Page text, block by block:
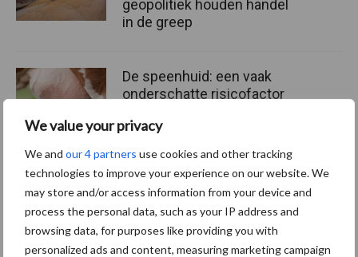
We value your privacy
We and our 4 partners use cookies and other tracking
technologies to improve your experience on our website. We
may store and/or access information from your device and
process the personal data, such as your IP address and
browsing data, for purposes like providing you with
personalized ads and content, measuring marketing campaign
geopolitiek houden handel
in de greep
De speenhuid: een vaak
onderschatte risicofactor
ForFarmers ziet volume en
marktaandeel groeien in
krimpende Nederlandse
markt